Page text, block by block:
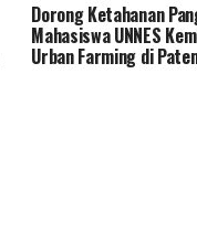
Dorong Ketahanan
Mahasiswa UNNES
Urban Farming di